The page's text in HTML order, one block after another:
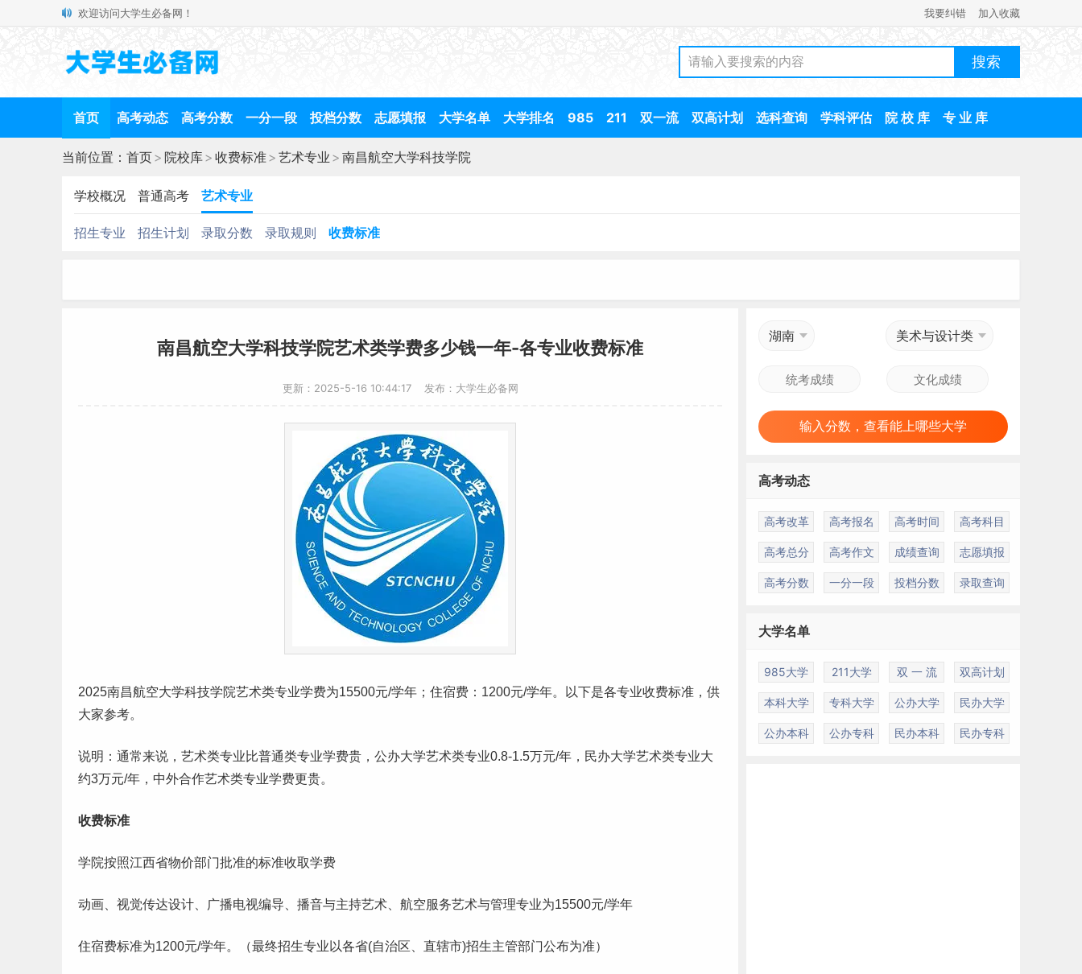
欢迎访问大学生必备网！ 我要纠错 加入收藏
首页 高考动态 高考分数 一分一段 投档分数 志愿填报 大学名单 大学排名 985 211 双一流 双高计划 选科查询 学科评估 院 校 库 专 业 库
当前位置： 首页> 院校库> 收费标准> 艺术专业 > 南昌航空大学科技学院
学校概况 普通高考 艺术专业
招生专业 招生计划 录取分数 录取规则 收费标准
南昌航空大学科技学院艺术类学费多少钱一年-各专业收费标准
更新：2025-5-16 10:44:17 发布：大学生必备网
2025南昌航空大学科技学院艺术类专业学费为15500元/学年；住宿费：1200元/学年。以下是各专业收费标准 ，供
大家参考。
说明：通常来说，艺术类专业比普通类专业学费贵， 公办大学艺术类专业0.8-1.5万元/年，民办大学艺术类专业大
约3万元/年，中外合作艺术类专业学费更贵。
收费标准
学院按照江西省物价部门批准的标准收取学费
动画、视觉传达设计、广播电视编导、播音与主持艺术、航空服务艺术与管理专业为15500元/学年
住宿费标准为1200元/学年。（最终招生专业以各省(自治区、直辖市)招生主管部门公布为准）
湖南 美术与设计类
输入分数，查看能上哪些大学
高考动态
高考改革 高考报名 高考时间 高考科目
高考总分 高考作文 成绩查询 志愿填报
高考分数 一分一段 投档分数 录取查询
大学名单
985大学 211大学 双 一 流 双高计划
本科大学 专科大学 公办大学 民办大学
公办本科 公办专科 民办本科 民办专科